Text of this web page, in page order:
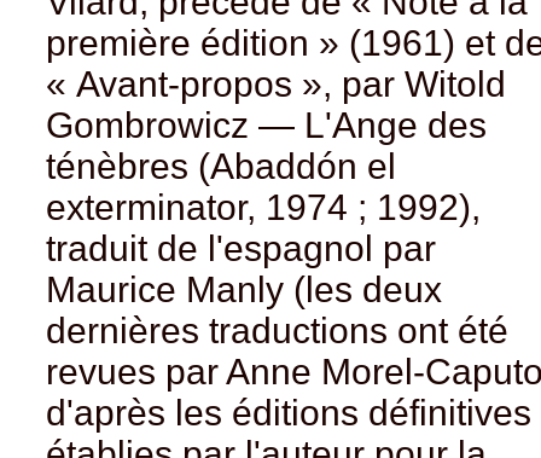
première édition » (1961) et
« Avant-propos », par Witold
Gombrowicz — L'Ange des
ténèbres (Abaddón el
exterminator, 1974 ; 1992),
traduit de l'espagnol par
Maurice Manly (les deux
dernières traductions ont été
revues par Anne Morel-
d'après les éditions définitives